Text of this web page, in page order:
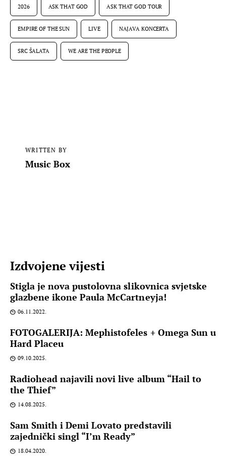
2026 ASK THAT GOD ASK THAT GOD TOUR
EMPIRE OF THE SUN LIVE NAJAVA KONCERTA
SRC ŠALATA WE ARE THE PEOPLE
WRITTEN BY
Music Box
Izdvojene vijesti
Stigla je nova pustolovna slikovnica svjetske
glazbene ikone Paula McCartneyja!
06.11.2022.
FOTOGALERIJA: Mephistofeles + Omega Sun u
Hard Placeu
09.10.2025.
Radiohead najavili novi live album “Hail to
the Thief”
14.08.2025.
Sam Smith i Demi Lovato predstavili
zajednički singl “I’m Ready”
18.04.2020.